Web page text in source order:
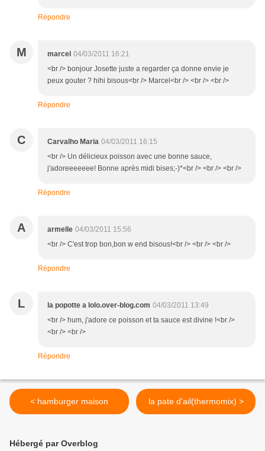
Répondre
M marcel 04/03/2011 16:21
<br /> bonjour Josette juste a regarder ça donne envie je
peux gouter ? hihi bisous<br /> Marcel<br /> <br /> <br />
Répondre
C Carvalho Maria 04/03/2011 16:15
<br /> Un délicieux poisson avec une bonne sauce,
j'adoreeeeeee! Bonne après midi bises;-)*<br /> <br /> <br />
Répondre
A armelle 04/03/2011 15:56
<br /> C'est trop bon,bon w end bisous!<br /> <br /> <br />
Répondre
L la popotte a lolo.over-blog.com 04/03/2011 13:49
<br /> hum, j'adore ce poisson et ta sauce est divine !<br />
<br /> <br />
Répondre
< hamburger maison la pate d'ail(thermomix) >
Hébergé par Overblog